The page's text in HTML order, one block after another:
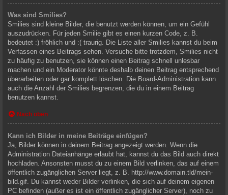
Was sind Smilies?
Smilies sind kleine Bilder, die benutzt werden können, um ein Gefühl
auszudrücken. Für jeden Smilie gibt es einen kurzen Code, z. B.
bedeutet :) fröhlich und :( traurig. Die Liste aller Smilies kannst du beim
Verfassen eines Beitrags sehen. Versuche bitte trotzdem, Smilies nicht
zu häufig zu benutzen, sie können einen Beitrag schnell unlesbar
machen und ein Moderator könnte deshalb deinen Beitrag entsprechend
überarbeiten oder gar komplett löschen. Die Board-Administration kann
auch die Anzahl der Smilies begrenzen, die du in einem Beitrag
benutzen kannst.
Nach oben
Kann ich Bilder in meine Beiträge einfügen?
Ja, Bilder können in deinem Beitrag angezeigt werden. Wenn die
Administration Dateianhänge erlaubt hat, kannst du das Bild auch direkt
hochladen. Ansonsten musst du zu einem Bild verlinken, das auf einem
öffentlich zugänglichen Server liegt, z. B. http://www.domain.tld/mein-
bild.gif. Du kannst weder Bilder verlinken, die sich auf deinem eigenen
PC befinden (außer es ist ein öffentlich zugänglicher Server), noch zu